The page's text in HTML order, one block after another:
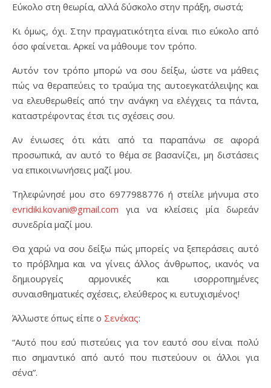
Εύκολο στη θεωρία, αλλά δύσκολο στην πράξη, σωστά;
Κι όμως, όχι. Στην πραγματικότητα είναι πιο εύκολο από
όσο φαίνεται. Αρκεί να μάθουμε τον τρόπο.
Αυτόν τον τρόπο μπορώ να σου δείξω, ώστε να μάθεις
πώς να θεραπεύεις το τραύμα της αυτοεγκατάλειψης και
να ελευθερωθείς από την ανάγκη να ελέγχεις τα πάντα,
καταστρέφοντας έτσι τις σχέσεις σου.
Αν ένιωσες ότι κάτι από τα παραπάνω σε αφορά
προσωπικά, αν αυτό το θέμα σε βασανίζει, μη διστάσεις
να επικοινωνήσεις μαζί μου.
Τηλεφώνησέ μου στο 6977988776 ή στείλε μήνυμα στο
evridiki.kovani@gmail.com για να κλείσεις μία δωρεάν
συνεδρία μαζί μου.
Θα χαρώ να σου δείξω πώς μπορείς να ξεπεράσεις αυτό
το πρόβλημα και να γίνεις άλλος άνθρωπος, ικανός να
δημιουργείς αρμονικές και ισορροπημένες
συναισθηματικές σχέσεις, ελεύθερος κι ευτυχισμένος!
Άλλωστε όπως είπε ο Σενέκας:
“Αυτό που εσύ πιστεύεις για τον εαυτό σου είναι πολύ
πιο σημαντικό από αυτό που πιστεύουν οι άλλοι για
σένα”.